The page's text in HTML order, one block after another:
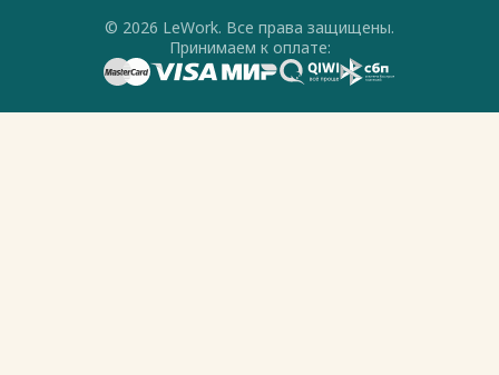
© 2026 LeWork. Все права защищены.
Принимаем к оплате: